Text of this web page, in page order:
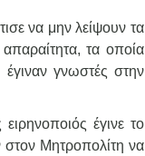
να μην λείψουν τα
τα οποία
γνωστές στην
έγινε το
στον Μητροπολίτη να